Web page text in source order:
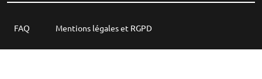
FAQ Mentions légales et RGPD